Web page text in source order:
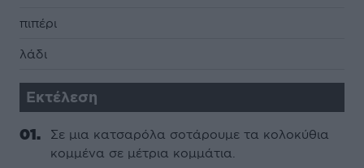
πιπέρι
λάδι
Εκτέλεση
Σε μια κατσαρόλα σοτάρουμε τα κολοκύθια
κομμένα σε μέτρια κομμάτια.